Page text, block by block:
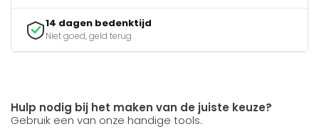
14 dagen bedenktijd
Niet goed, geld terug
Hulp nodig bij het maken van de juiste keuze?
Gebruik een van onze handige tools.